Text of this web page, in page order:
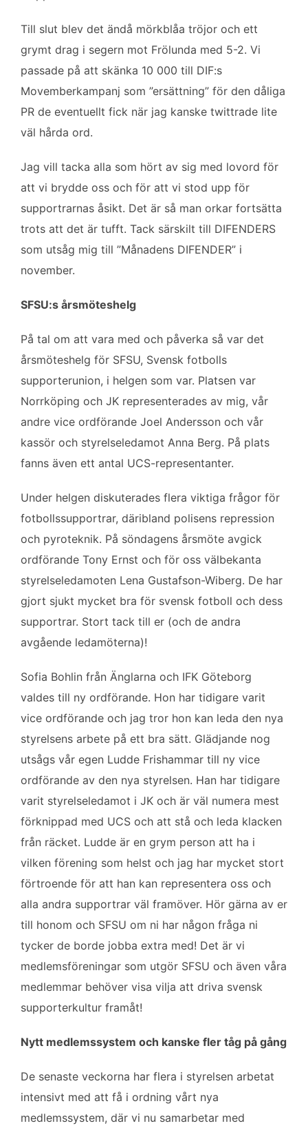
Till slut blev det ändå mörkblåa tröjor och ett
grymt drag i segern mot Frölunda med 5-2. Vi
passade på att skänka 10 000 till DIF:s
Movemberkampanj som ”ersättning” för den dåliga
PR de eventuellt fick när jag kanske twittrade lite
väl hårda ord.
Jag vill tacka alla som hört av sig med lovord för
att vi brydde oss och för att vi stod upp för
supportrarnas åsikt. Det är så man orkar fortsätta
trots att det är tufft. Tack särskilt till DIFENDERS
som utsåg mig till ”Månadens DIFENDER” i
november.
SFSU:s årsmöteshelg
På tal om att vara med och påverka så var det
årsmöteshelg för SFSU, Svensk fotbolls
supporterunion, i helgen som var. Platsen var
Norrköping och JK representerades av mig, vår
andre vice ordförande Joel Andersson och vår
kassör och styrelseledamot Anna Berg. På plats
fanns även ett antal UCS-representanter.
Under helgen diskuterades flera viktiga frågor för
fotbollssupportrar, däribland polisens repression
och pyroteknik. På söndagens årsmöte avgick
ordförande Tony Ernst och för oss välbekanta
styrelseledamoten Lena Gustafson-Wiberg. De har
gjort sjukt mycket bra för svensk fotboll och dess
supportrar. Stort tack till er (och de andra
avgående ledamöterna)!
Sofia Bohlin från Änglarna och IFK Göteborg
valdes till ny ordförande. Hon har tidigare varit
vice ordförande och jag tror hon kan leda den nya
styrelsens arbete på ett bra sätt. Glädjande nog
utsågs vår egen Ludde Frishammar till ny vice
ordförande av den nya styrelsen. Han har tidigare
varit styrelseledamot i JK och är väl numera mest
förknippad med UCS och att stå och leda klacken
från räcket. Ludde är en grym person att ha i
vilken förening som helst och jag har mycket stort
förtroende för att han kan representera oss och
alla andra supportrar väl framöver. Hör gärna av er
till honom och SFSU om ni har någon fråga ni
tycker de borde jobba extra med! Det är vi
medlemsföreningar som utgör SFSU och även våra
medlemmar behöver visa vilja att driva svensk
supporterkultur framåt!
Nytt medlemssystem och kanske fler tåg på gång
De senaste veckorna har flera i styrelsen arbetat
intensivt med att få i ordning vårt nya
medlemssystem, där vi nu samarbetar med